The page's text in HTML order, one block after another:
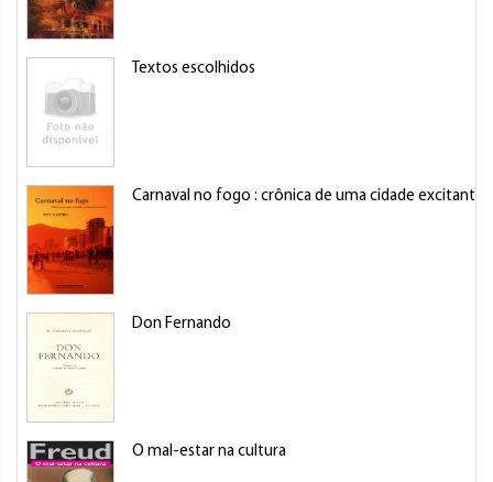
Textos escolhidos
Carnaval no fogo : crônica de uma cidade excitante
Don Fernando
O mal-estar na cultura